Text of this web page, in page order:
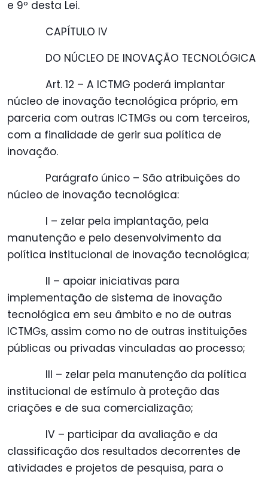
e 9º desta Lei.
CAPÍTULO IV
DO NÚCLEO DE INOVAÇÃO TECNOLÓGICA
Art. 12 – A ICTMG poderá implantar
núcleo de inovação tecnológica próprio, em
parceria com outras ICTMGs ou com terceiros,
com a finalidade de gerir sua política de
inovação.
Parágrafo único – São atribuições do
núcleo de inovação tecnológica:
I – zelar pela implantação, pela
manutenção e pelo desenvolvimento da
política institucional de inovação tecnológica;
II – apoiar iniciativas para
implementação de sistema de inovação
tecnológica em seu âmbito e no de outras
ICTMGs, assim como no de outras instituições
públicas ou privadas vinculadas ao processo;
III – zelar pela manutenção da política
institucional de estímulo à proteção das
criações e de sua comercialização;
IV – participar da avaliação e da
classificação dos resultados decorrentes de
atividades e projetos de pesquisa, para o